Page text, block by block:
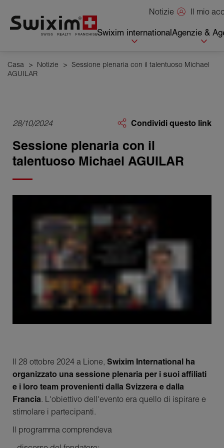
Notizie Il mio
Swixim internationalAgenzie &
Casa > Notizie > Sessione plenaria con il talentuoso Michael
AGUILAR
Condividi questo link
28/10/2024
Sessione plenaria con il
talentuoso Michael AGUILAR
Il 28 ottobre 2024 a Lione, Swixim International ha
organizzato una sessione plenaria per i suoi affiliati
e i loro team provenienti dalla Svizzera e dalla
Francia. L'obiettivo dell'evento era quello di ispirare e
stimolare i partecipanti.
Il programma comprendeva